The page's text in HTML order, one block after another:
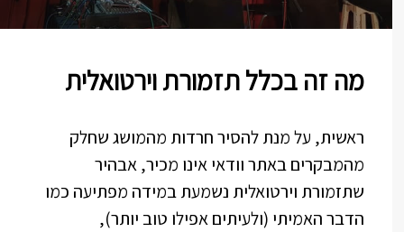
מה זה בכלל תזמורת וירטואלית
ראשית, על מנת להסיר חרדות מהמושג שחלק
מהמבקרים באתר וודאי אינו מכיר, אבהיר
שתזמורת וירטואלית נשמעת במידה מפתיעה כמו
הדבר האמיתי (ולעיתים אפילו טוב יותר),